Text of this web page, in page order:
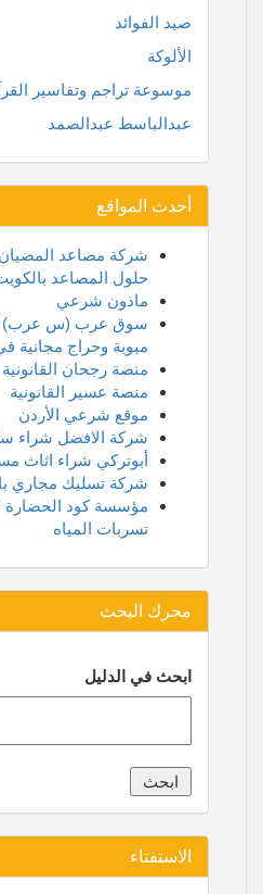
صيد الفوائد
الألوكة
موسوعة تراجم وتفاسير
عبدالباسط عبدالصمد
أحدث المواقع
حلول المصاعد
ماذون شرعي
سوق عرب (س عرب)
مبوبة وحراج
منصة رجحان القانونية
منصة عسير القانونية
موقع شرعي الأردن
شركة الافضل شراء
أبوتركي شراء اثاث
شركة تسليك مجاري
مؤسسة كود
تسربات المياه
محرك البحث
ابحث في الدليل
الاستفتاء